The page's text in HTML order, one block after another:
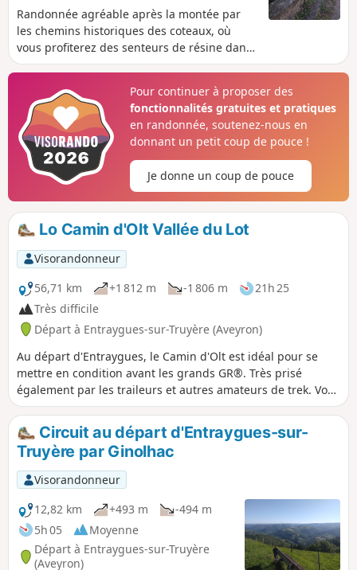
Randonnée agréable après la montée par
les chemins historiques des coteaux, où
vous profiterez des senteurs de résine dans
la forêt de sapins. Vous admirerez aussi les
des maisons à colombages.Pour continuer à proposer des
fonctionnalités gratuites et pratiques
en randonnée, soutenez-nous en
donnant un petit coup de pouce !
Je donne un coup de pouce
Lo Camin d'Olt Vallée du Lot
Visorandonneur
56,71 km
+1 812 m -1 806 m
21h 25
Très difficile
Départ à Entraygues-sur-Truyère (Aveyron)
Au départ d'Entraygues, le Camin d'Olt est idéal pour se
mettre en condition avant les grands GR®. Très prisé
également par les traileurs et autres amateurs de trek. Vous
allez dominer la vallée, apprivoisée, du Lot. Entraygues et
son pays constituent un carrefour des voies de
communication, entre les routes de l'Auvergne et la vallée
du Lot. En parcourant les versants raides, où le châtaignier
est très présent, et les pentes bien exposées qui accueillent
vignes et pâtures, vous découvrirez un pays aux multiples
contrastes, abritant de nombreux villages imprégnés
d'histoire.
Circuit au départ d'Entraygues-sur-
Truyère par Ginolhac
Visorandonneur
12,82 km
+493 m
-494 m
5h 05
Moyenne
Départ à Entraygues-sur-Truyère
(Aveyron)